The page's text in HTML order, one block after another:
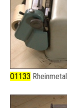
O1133